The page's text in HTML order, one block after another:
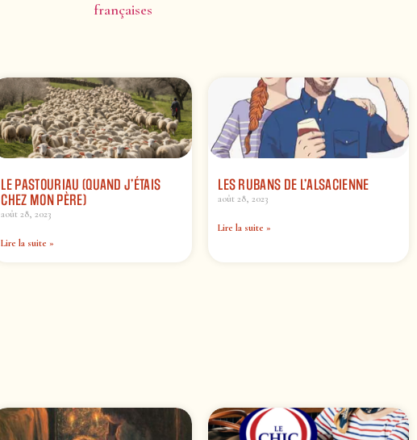
françaises
LE PASTOURIAU (QUAND J’ÉTAIS
CHEZ MON PÈRE)
août 28, 2023
Lire la suite »
LES RUBANS DE L’ALSACIENNE
août 28, 2023
Lire la suite »